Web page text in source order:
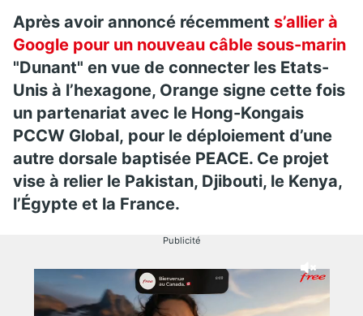
Après avoir annoncé récemment s’allier à
Google pour un nouveau câble sous-marin
"Dunant" en vue de connecter les Etats-
Unis à l’hexagone, Orange signe cette fois
un partenariat avec le Hong-Kongais
PCCW Global, pour le déploiement d’une
autre dorsale baptisée PEACE. Ce projet
vise à relier le Pakistan, Djibouti, le Kenya,
l’Égypte et la France.
Publicité